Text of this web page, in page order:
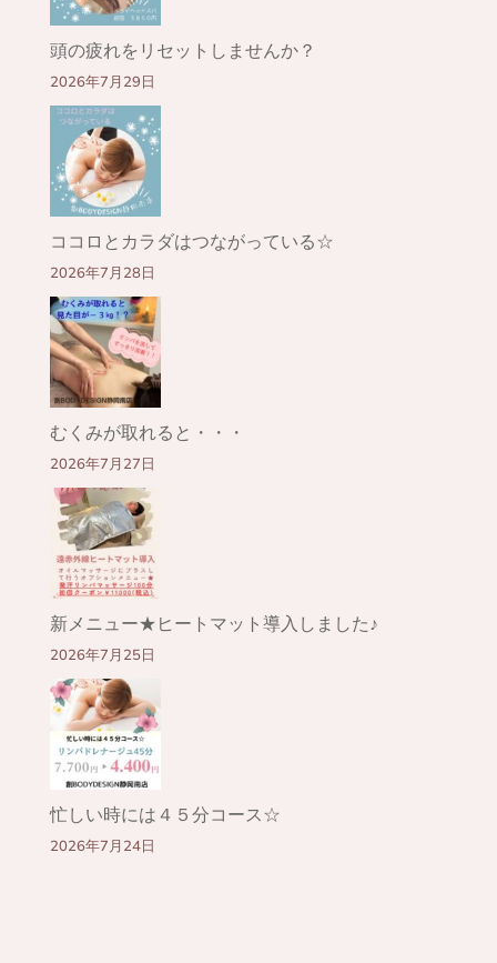
頭の疲れをリセットしませんか？
2026年7月29日
ココロとカラダはつながっている☆
2026年7月28日
むくみが取れると・・・
2026年7月27日
新メニュー★ヒートマット導入しました♪
2026年7月25日
忙しい時には４５分コース☆
2026年7月24日